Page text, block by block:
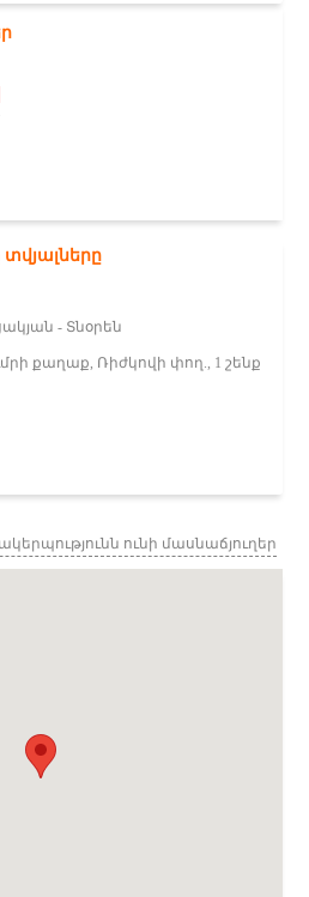
- Տնօրեն
քաղաք, Ռիժկովի փող., 1 շենք
ունի մասնաճյուղեր